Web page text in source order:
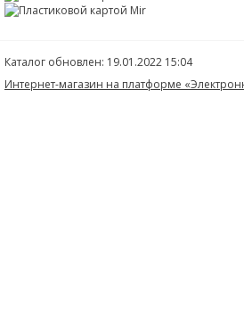
Каталог обновлен: 19.01.2022 15:04
Интернет-магазин на платформе